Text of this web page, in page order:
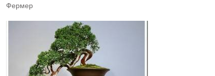
Фермер